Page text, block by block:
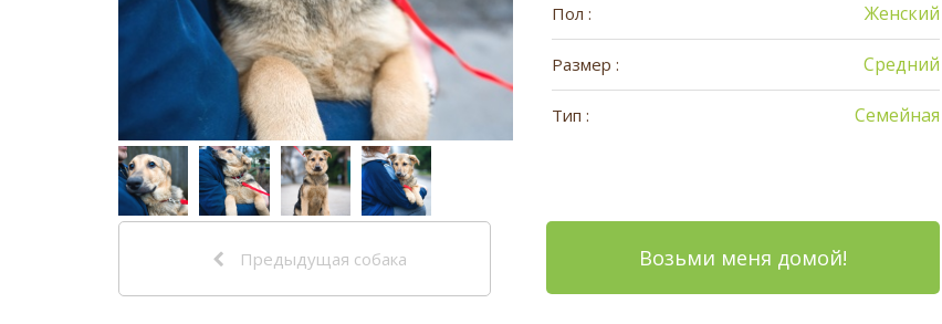
Пол : Женский
Размер : Средний
Тип : Семейная
Предыдущая собака Возьми меня домой!